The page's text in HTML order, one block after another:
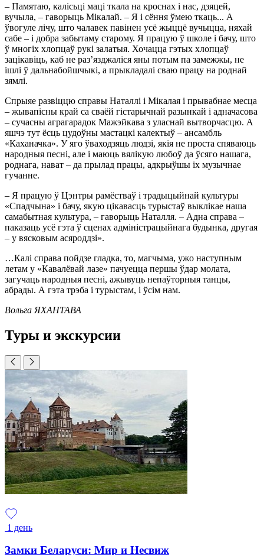
– Памятаю, калісьці маці ткала на кроснах і нас, дзяцей,
вучыла, – гаворыць Мікалай. – Я і сёння ўмею ткаць... А
ўвогуле лічу, што чалавек павінен усё жыццё вучыцца, няхай
сабе – і добра забытаму старому. Я працую ў школе і бачу, што
ў многіх хлопцаў рукі залатыя. Хочацца гэтых хлопцаў
зацікавіць, каб не раз’язджаліся яны потым па замежжы, не
ішлі ў дальнабойшчыкі, а прыкладалі сваю працу на роднай
зямлі.
Спрыяе развіццю справы Наталлі і Мікалая і прывабнае месца
– жывапісны край са сваёй гістарычнай разынкай і адначасова
– сучасны аграгарадок Мажэйкава з уласнай вытворчасцю. А
яшчэ тут ёсць цудоўны мастацкі калектыў – ансамбль
«Каханачка». У яго ўваходзяць людзі, якія не проста спяваюць
народныя песні, але і маюць вялікую любоў да ўсяго нашага,
роднага, нават – да прылад працы, адкрыўшы іх музычнае
гучанне.
– Я працую ў Цэнтры рамёстваў і традыцыйнай культуры
«Спадчына» і бачу, якую цікавасць турыстаў выклікае наша
самабытная культура, – гаворыць Наталля. – Адна справа –
паказаць усё гэта ў сценах адміністрацыйнага будынка, другая
– у вясковым асяроддзі».
…Калі справа пойдзе гладка, то, магчыма, ужо наступным
летам у «Кавалёвай лазе» пачуецца першы ўдар молата,
загучаць народныя песні, ажывуць непаўторныя танцы,
абрады. А гэта трэба і турыстам, і ўсім нам.
Вольга ЯХАНТАВА
Туры и экскурсии
1 день
Замки Беларуси: Мир и Несвиж